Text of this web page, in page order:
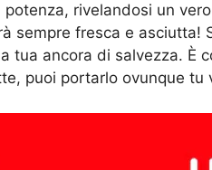
rivelandosi un vero
sempre fresca e
ancora di salvezza. È
puoi portarlo ovunque tu